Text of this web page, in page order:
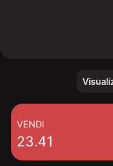
VENDI
23.41